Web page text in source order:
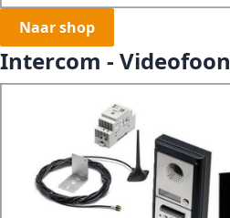
Naar shop
Intercom - Videofoon